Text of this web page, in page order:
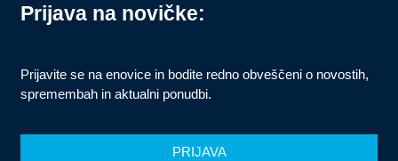
Prijava na novičke:
Prijavite se na enovice in bodite redno obveščeni o novostih,
spremembah in aktualni ponudbi.
PRIJAVA